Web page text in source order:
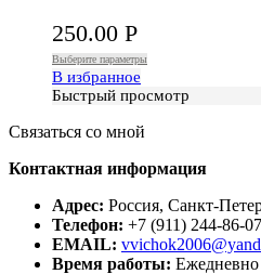
250.00 Р
Выберите параметры
В избранное
Быстрый просмотр
Связаться со мной
Контактная информация
Адрес: Россия, Санкт-
Телефон: +7 (911) 244-86-07
EMAIL:
Время работы: Ежедневно